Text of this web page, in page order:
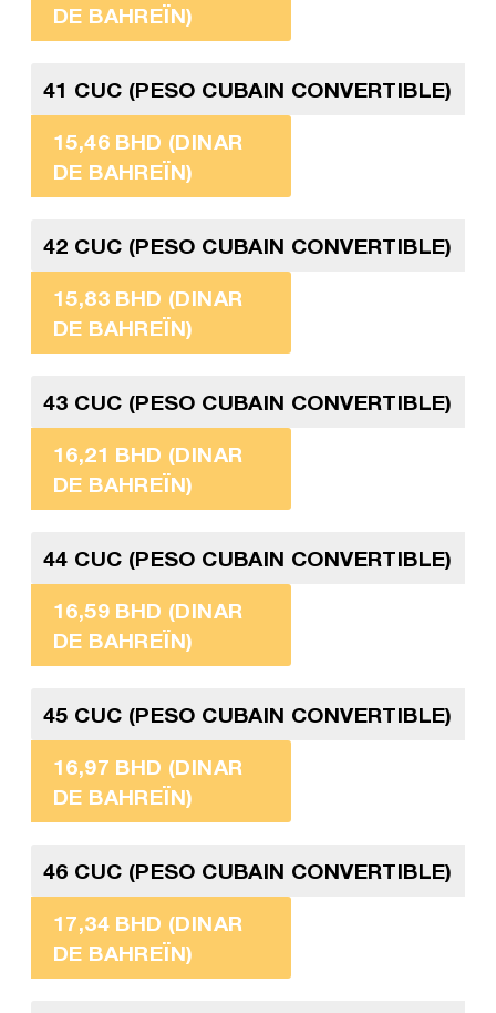
DE BAHREÏN)
41 CUC (PESO CUBAIN CONVERTIBLE)
15,46 BHD (DINAR
DE BAHREÏN)
42 CUC (PESO CUBAIN CONVERTIBLE)
15,83 BHD (DINAR
DE BAHREÏN)
43 CUC (PESO CUBAIN CONVERTIBLE)
16,21 BHD (DINAR
DE BAHREÏN)
44 CUC (PESO CUBAIN CONVERTIBLE)
16,59 BHD (DINAR
DE BAHREÏN)
45 CUC (PESO CUBAIN CONVERTIBLE)
16,97 BHD (DINAR
DE BAHREÏN)
46 CUC (PESO CUBAIN CONVERTIBLE)
17,34 BHD (DINAR
DE BAHREÏN)